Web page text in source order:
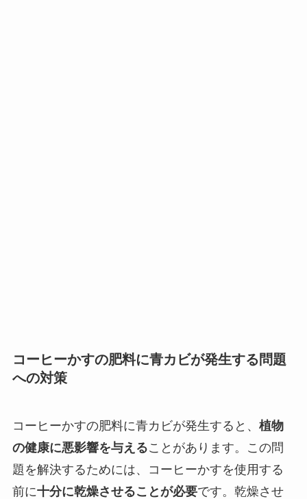
コーヒーかすの肥料に青カビが発生する問題
への対策
コーヒーかすの肥料に青カビが発生すると、 植物
の健康に悪影響を与えることがあります。この問
題を解決するためには、コーヒーかすを使用する
前に十分に乾燥させることが必要です。乾燥させ